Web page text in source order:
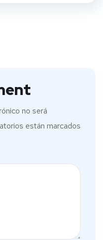
no será
están marcados